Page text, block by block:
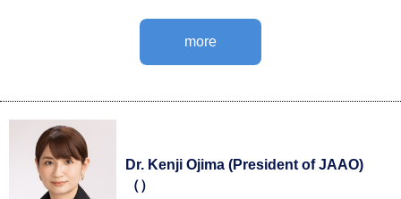
more
Dr. Kenji Ojima (President of JAAO)
（）